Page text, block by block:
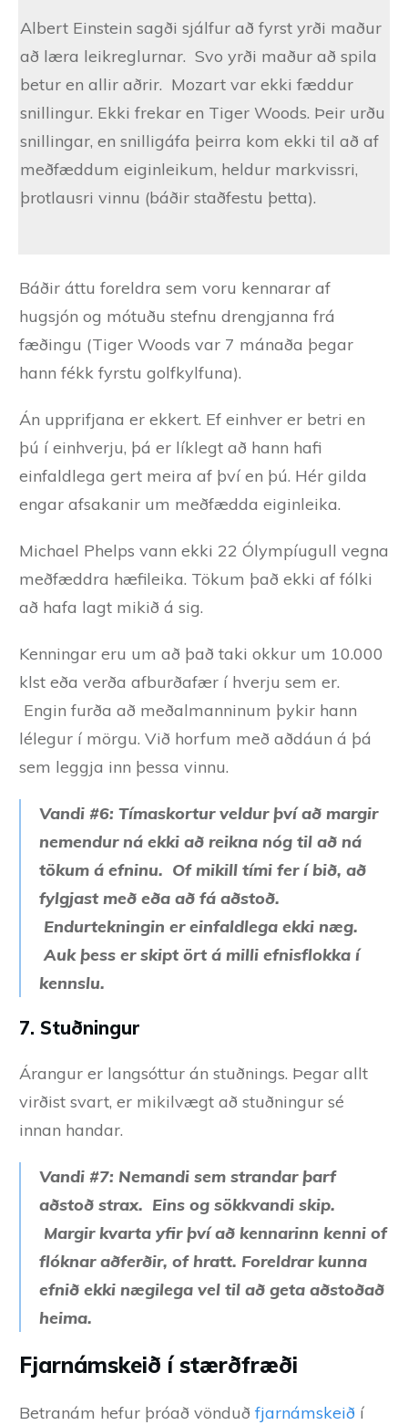
Albert Einstein sagði sjálfur að fyrst yrði maður
að læra leikreglurnar. Svo yrði maður að spila
betur en allir aðrir. Mozart var ekki fæddur
snillingur. Ekki frekar en Tiger Woods. Þeir urðu
snillingar, en snilligáfa þeirra kom ekki til að af
meðfæddum eiginleikum, heldur markvissri,
þrotlausri vinnu (báðir staðfestu þetta).
Báðir áttu foreldra sem voru kennarar af
hugsjón og mótuðu stefnu drengjanna frá
fæðingu (Tiger Woods var 7 mánaða þegar
hann fékk fyrstu golfkylfuna).
Án upprifjana er ekkert. Ef einhver er betri en
þú í einhverju, þá er líklegt að hann hafi
einfaldlega gert meira af því en þú. Hér gilda
engar afsakanir um meðfædda eiginleika.
Michael Phelps vann ekki 22 Ólympíugull vegna
meðfæddra hæfileika. Tökum það ekki af fólki
að hafa lagt mikið á sig.
Kenningar eru um að það taki okkur um 10.000
klst eða verða afburðafær í hverju sem er.
Engin furða að meðalmanninum þykir hann
lélegur í mörgu. Við horfum með aðdáun á þá
sem leggja inn þessa vinnu.
Vandi #6: Tímaskortur veldur því að margir
nemendur ná ekki að reikna nóg til að ná
tökum á efninu. Of mikill tími fer í bið, að
fylgjast með eða að fá aðstoð.
Endurtekningin er einfaldlega ekki næg.
Auk þess er skipt ört á milli efnisflokka í
kennslu.
7. Stuðningur
Árangur er langsóttur án stuðnings. Þegar allt
virðist svart, er mikilvægt að stuðningur sé
innan handar.
Vandi #7: Nemandi sem strandar þarf
aðstoð strax. Eins og sökkvandi skip.
Margir kvarta yfir því að kennarinn kenni of
flóknar aðferðir, of hratt. Foreldrar kunna
efnið ekki nægilega vel til að geta aðstoðað
heima.
Fjarnámskeið í stærðfræði
Betranám hefur þróað vönduð fjarnámskeið í